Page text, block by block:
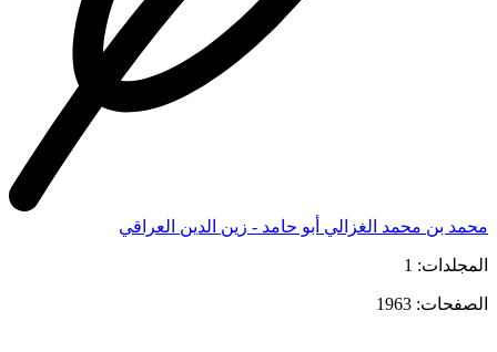
محمد بن محمد الغزالي أبو حامد - زين الدين العراقي
المجلدات: 1
الصفحات: 1963